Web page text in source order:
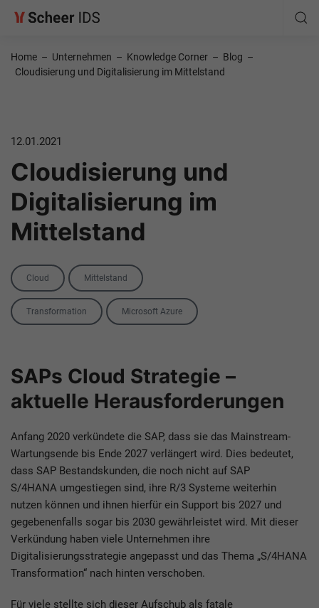
Home – Unternehmen – Knowledge Corner – Blog –
Cloudisierung und Digitalisierung im Mittelstand
12.01.2021
Cloudisierung und
Digitalisierung im
Mittelstand
Categories
Cloud Mittelstand
TagsTransformation Microsoft Azure
SAPs Cloud Strategie –
aktuelle Herausforderungen
Anfang 2020 verkündete die SAP, dass sie das Mainstream-
Wartungsende bis Ende 2027 verlängert wird. Dies bedeutet,
dass SAP Bestandskunden, die noch nicht auf SAP
S/4HANA umgestiegen sind, ihre R/3 Systeme weiterhin
nutzen können und ihnen hierfür ein Support bis 2027 und
gegebenenfalls sogar bis 2030 gewährleistet wird. Mit dieser
Verkündung haben viele Unternehmen ihre
Digitalisierungsstrategie angepasst und das Thema „S/4HANA
Transformation“ nach hinten verschoben.
Für viele stellte sich dieser Aufschub als fatale